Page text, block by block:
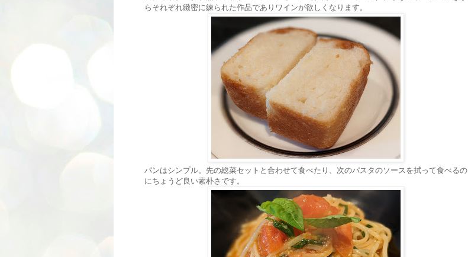
らそれぞれ緻密に練られた作品でありワインが欲しくなります。
パンはシンプル。先の総菜セットと合わせて食べたり、次のパスタのソースを拭って食べるの
にちょうど良い素朴さです。